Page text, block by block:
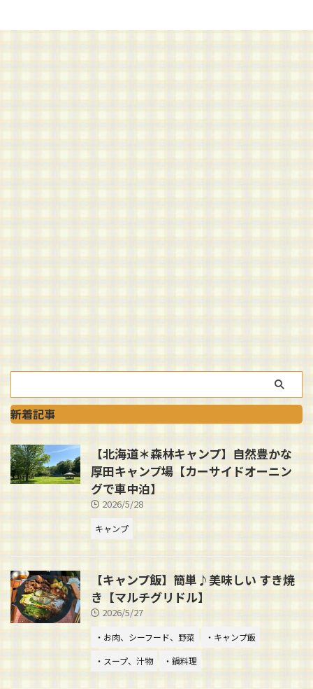
新着記事
【北海道＊森林キャンプ】自然豊かな
厚田キャンプ場【カーサイドオーニン
グで車中泊】
2026/5/28
キャンプ
【キャンプ飯】簡単♪美味しい すき焼
き【マルチグリドル】
2026/5/27
・お肉、シーフード、野菜
・キャンプ飯
・スープ、汁物
・鍋料理